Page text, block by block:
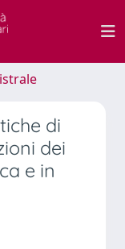
di
dei
e in